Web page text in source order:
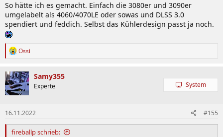
So hätte ich es gemacht. Einfach die 3080er und 3090er
umgelabelt als 4060/4070LE oder sowas und DLSS 3.0
spendiert und feddich. Selbst das Kühlerdesign passt ja noch.
R
k
t
i
o
n
e
n
:
Ossi
Samy355
Experte System
16.11.2022 #155
fireballp schrieb: